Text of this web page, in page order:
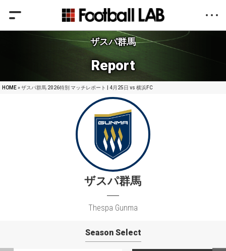
ザスパ群馬
Report
HOME» ザスパ群馬 2026特別 マッチレポート | 4月25日 vs 横浜FC
ザスパ群馬
Thespa Gunma
Season Select